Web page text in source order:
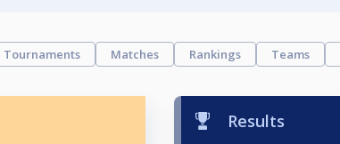
Tournaments Matches Rankings Teams
Results